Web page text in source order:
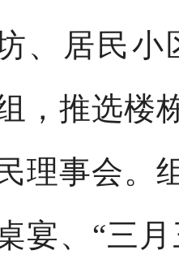
、居民小
，推选楼
民理事会。
宴、“三